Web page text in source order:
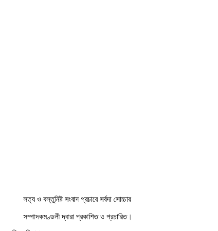
সত্য ও বস্তুনিষ্ট সংবাদ প্রচারে সর্বদা সোচ্চার
সম্পাদকমণ্ডলী দ্বারা প্রকাশিত ও প্রচারিত।